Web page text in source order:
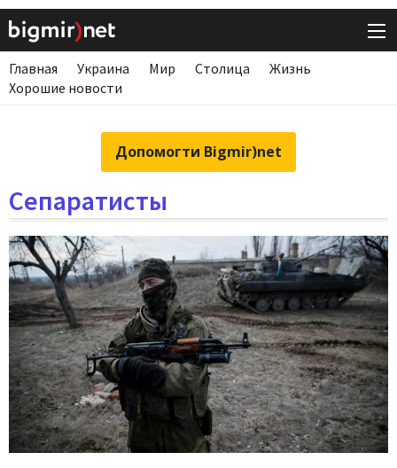
Главная Украина Мир Столица
Жизнь
Хорошие новости
Допомогти Bigmir)net
Сепаратисты